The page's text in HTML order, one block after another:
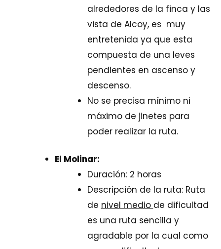
alrededores de la finca y las
vista de Alcoy, es muy
entretenida ya que esta
compuesta de una leves
pendientes en ascenso y
descenso.
No se precisa mínimo ni
máximo de jinetes para
poder realizar la ruta.
El Molinar:
Duración: 2 horas
Descripción de la ruta: Ruta
de nivel medio de dificultad
es una ruta sencilla y
agradable por la cual como